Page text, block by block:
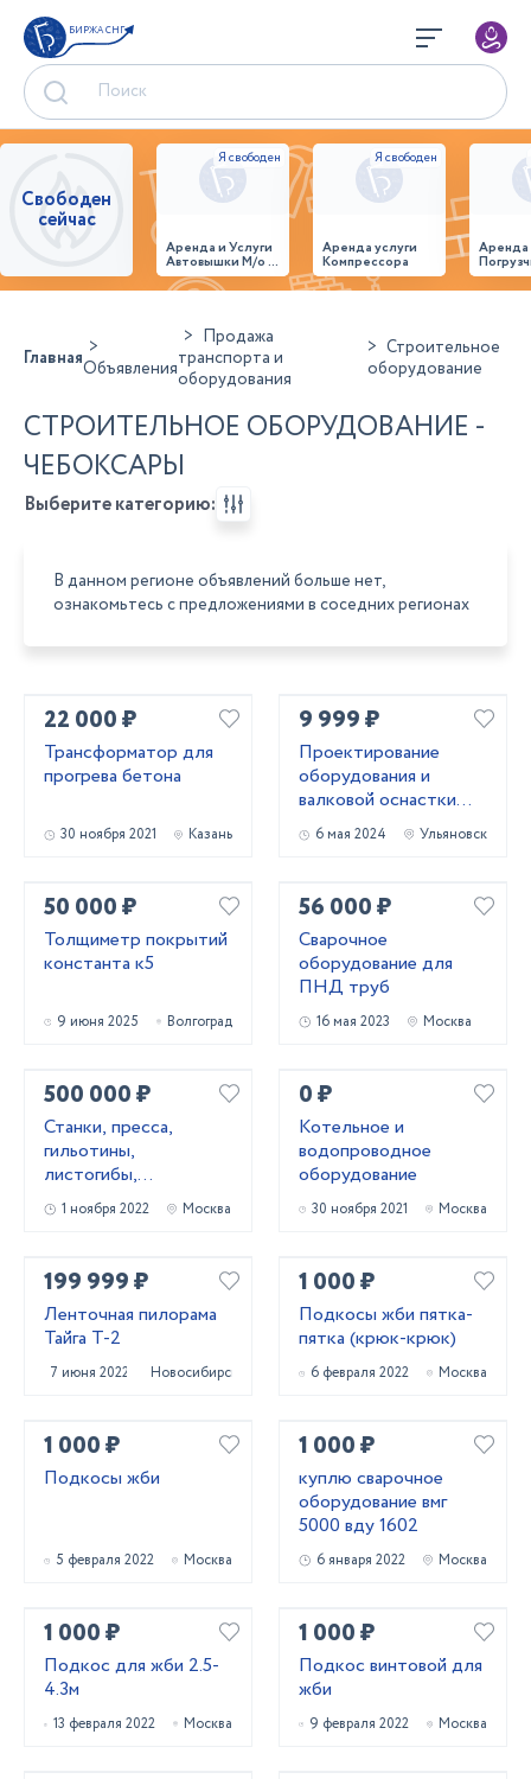
БИРЖА СНГ
Свободен
сейчас
Аренда и Услуги
Автовышки М/о г.
Домодедово
26,28,32 место
Аренда услуги
Компрессора
ГлавнаяОбъявления
Продажа
транспорта и
оборудования
Строительное
оборудование
СТРОИТЕЛЬНОЕ ОБОРУДОВАНИЕ -
ЧЕБОКСАРЫ
Выберите категорию:
В данном регионе объявлений больше нет,
ознакомьтесь с предложениями в соседних регионах
22 000 ₽
Трансформатор для
прогрева бетона
30 ноября 2021 Казань
9 999 ₽
Проектирование
оборудования и
валковой оснастки
для профилирования
металла
6 мая 2024 Ульяновск
50 000 ₽
Толщиметр покрытий
константа к5
9 июня 2025 Волгоград
56 000 ₽
Сварочное
оборудование для
ПНД труб
16 мая 2023 Москва
500 000 ₽
Станки, пресса,
гильотины,
листогибы,
трубогибы, вальцы,
молоты
1 ноября 2022 Москва
0 ₽
Котельное и
водопроводное
оборудование
30 ноября 2021 Москва
199 999 ₽
Ленточная пилорама
Тайга Т-2
7 июня 2022 Новосибирск
1 000 ₽
Подкосы жби пятка-
пятка (крюк-крюк)
6 февраля 2022 Москва
1 000 ₽
Подкосы жби
5 февраля 2022 Москва
1 000 ₽
куплю сварочное
оборудование вмг
5000 вду 1602
6 января 2022 Москва
1 000 ₽
Подкос для жби 2.5-
4.3м
13 февраля 2022 Москва
1 000 ₽
Подкос винтовой для
жби
9 февраля 2022 Москва